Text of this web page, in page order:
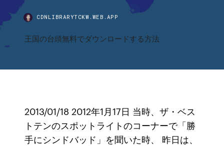
CDNLIBRARYTCKW.WEB.APP
王国の台頭無料でダウンロードする方法
2013/01/18 2012年1月17日 当時、ザ・ベス
トテンのスポットライトのコーナーで「勝
手にシンドバッド」を聞いた時、 昨日は、